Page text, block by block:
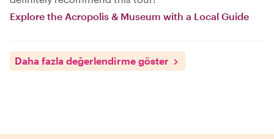
Explore the Acropolis & Museum with a Local Guide
Daha fazla değerlendirme göster